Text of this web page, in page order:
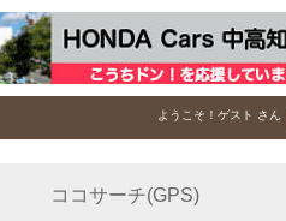
ようこそ！ ゲスト さん
ココサーチ(GPS)